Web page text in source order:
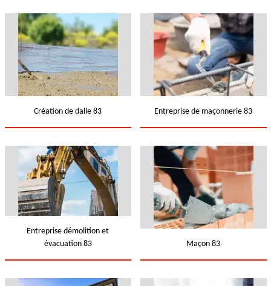
Création de dalle 83 Entreprise de maçonnerie 83
Entreprise démolition et
évacuation 83
Maçon 83